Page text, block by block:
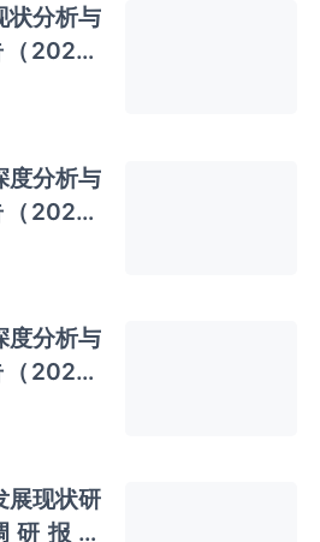
状分析与
2026-
度分析与
2026-
度分析与
2026-
展现状研
研报告